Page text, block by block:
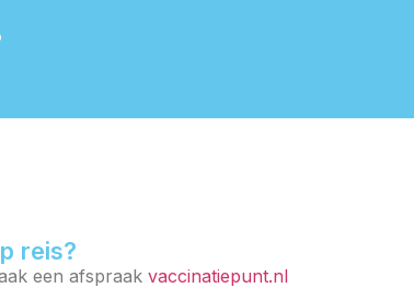
reis?
een afspraak vaccinatiepunt.nl